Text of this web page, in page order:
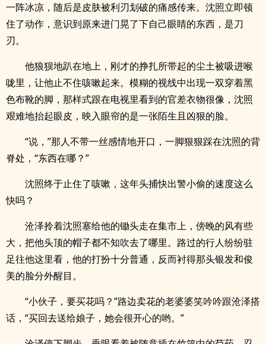
一阵冰凉，随后是皮肤被利刃划破的痛感传来。沈照立即顿
住了动作，意识到原来进门晃了下自己眼睛的东西，是刀
刃。
他狼狈地趴在地上，刚才的挣扎所带起的尘土被吸进喉
咙里，让他止不住咳嗽起来。模糊的视线中出现一双穿着黑
色布靴的脚，那样式跟在电视里看到的官差衣物很像，沈照
艰难地抬起眼皮，映入眼帘的是一张陌生且凶狠的脸。
“说，”那人不带一丝感情地开口，一脚狠狠踩在沈照的背
脊处，“东西在哪？”
沈照终于止住了咳嗽，这年头捕快出警小偷的速度这么
快吗？
沧泽拎着沈照塞给他的锄头走在集市上，傍晚的风有些
大，把他头顶的帽子都不知吹去了哪里。路过的行人纷纷驻
足往他这里看，他的打扮十分普通，反而衬得那头银发和俊
美的脸分外醒目。
“小伙子，要买花吗？”路边卖花的老婆婆笑吟吟跟沧泽搭
话，“买回去送给娘子，她会很开心的哟。”